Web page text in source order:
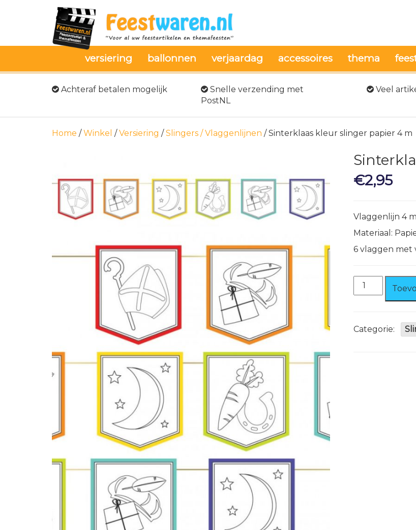
versiering ballonnen verjaardag accessoires thema
Achteraf betalen mogelijk
Snelle verzending met
PostNL
Veel
Home /Winkel /Versiering /Slingers / Vlaggenlijnen / Sinterklaas kleur slinger papier 4 m
€2,95
Vlaggenlijn 4
Materiaal:
6 vlaggen met
Sinterklaas
4
Categorie: